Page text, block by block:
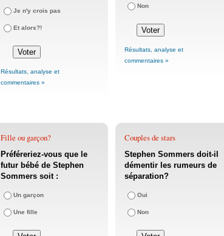
Je n'y crois pas
Et alors?!
Résultats, analyse et
commentaires »
Non
Résultats, analyse et
commentaires »
Fille ou garçon?
Préféreriez-vous que le
futur bébé de Stephen
Sommers soit :
Un garçon
Une fille
Couples de stars
Stephen Sommers doit-il
démentir les rumeurs de
séparation?
Oui
Non